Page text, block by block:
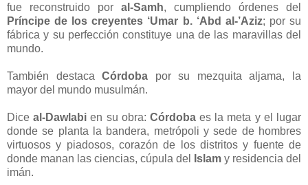
fue reconstruido por al-Samh, cumpliendo órdenes del
Príncipe de los creyentes ‘Umar b. ‘Abd al-’Aziz; por su
fábrica y su perfección constituye una de las maravillas del
mundo.
También destacaCórdoba por su mezquita aljama, la
mayor del mundo musulmán.
Diceal-Dawlabien su obra: Córdobaes la meta y el lugar
donde se planta la bandera, metrópoli y sede de hombres
virtuosos y piadosos, corazón de los distritos y fuente de
donde manan las ciencias, cúpula del
Islam y residencia del
imán.